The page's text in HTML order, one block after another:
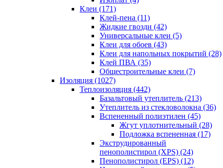
Клеи (171)
Клей-пена (11)
Жидкие гвозди (42)
Универсальные клеи (5)
Клеи для обоев (43)
Клеи для напольных покрытий (28)
Клей ПВА (35)
Общестроительные клеи (7)
Изоляция (1027)
Теплоизоляция (442)
Базальтовый утеплитель (213)
Утеплитель из стекловолокна (36)
Вспененный полиэтилен (45)
Жгут уплотнительный (28)
Подложка вспененная (17)
Экструдированный
пенополистирол (XPS) (24)
Пенополистирол (EPS) (12)